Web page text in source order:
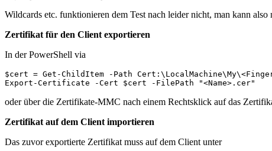
Wildcards etc. funktionieren dem Test nach leider nicht, man kann
Zertifikat für den Client exportieren
In der PowerShell via
$cert = Get-ChildItem -Path
Export-Certificate -Cert $cert -FilePath "<Name>.cer"
oder über die Zertifikate-MMC nach einem Rechtsklick auf das
Zertifikat auf dem Client importieren
Das zuvor exportierte Zertifikat muss auf dem Client unter